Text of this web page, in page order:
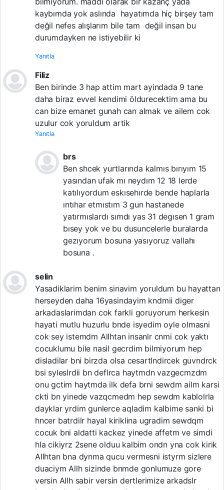
kaybımda yok aslında hayatımda hiç birşey tam
değil nefes alışlarım bile tam değil insan bu
durumdayken ne istiyebilir ki
Yanıtla
Filiz
Ben birinde 3 hap attim mart ayindada 9 tane
daha biraz evvel kendimi öldurecektim ama bu
can bize emanet gunah can almak ve ailem cok
uzulur cok yoruldum artik
Yanıtla
brs
Ben shcek yurtlarında kalmıs bırıyım 15
yasından ufak mı neydım 12 18 lerde
katılıyordum eskısehırde bende haplarla
ıntıhar etmıstım 3 gun hastanede
yatırmıslardı sımdı yas 31 degısen 1 gram
bısey yok ve bu dusuncelerle buralarda
gezıyorum bosuna yasıyoruz vallahı
bosuna .
selin
Yasadiklarim benim sinavim yoruldum bu hayattan
herseyden daha 16yasindayim kndmii diger
arkadaslarimdan cok farkli goruyorum herkesin
hayati mutlu huzurlu bnde isyedim oyle olmasni
cok sey istemdm Allhtan insanlr cnmi cok yaktı
cocuklumu bile nasil gecrdim bilmiyorum hep
disladilar bni birzda olsa cesartlndircek guvndrck
bsi syleslrdii bn deflrca haytmdn vazgecmzdm
onu gctim haytmda ilk defa brni sewdm ailm karsi
ckti bn yinede vazqcmedm hep sewdm kablolrla
dayklar yrdim gunlerce aqladim kalbime sanki bi
hncer batrdilr hayal kiriklina ugradim sewdqm
cocuk bni aldatti kackez yinede affetm ve simdi
hla cikiyrz 2sene olduu kalbim ondn yna cok kirik
Allhtan bna dynma qucu vermesni istyrm sizlere
duaciym Allh sizinde bnmde gonlumuze gore
versin Allh sabir versin dertlerimize arkadslr